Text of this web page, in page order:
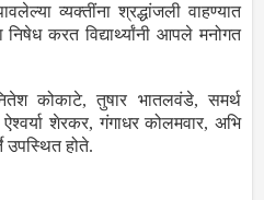
व्यक्तींना श्रद्धांजली वाहण्यात
करत विद्यार्थ्यांनी आपले मनोगत
कोकाटे, तुषार भातलवंडे, समर्थ
शेरकर, गंगाधर कोलमवार, अभि
उपस्थित होते.